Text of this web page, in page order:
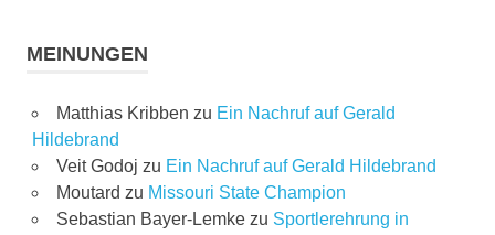
MEINUNGEN
Matthias Kribben zu Ein Nachruf auf Gerald
Hildebrand
Veit Godoj zu Ein Nachruf auf Gerald Hildebrand
Moutard zu Missouri State Champion
Sebastian Bayer-Lemkezu Sportlerehrung in